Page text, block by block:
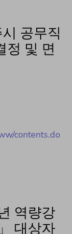
공무직
정 및 면
contents.do
역량강
대상자